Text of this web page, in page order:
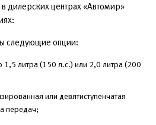
дилерских центрах «Автомир»
следующие опции:
литра (150 л.с.) или 2,0 литра (200
или девятиступенчатая
передач;